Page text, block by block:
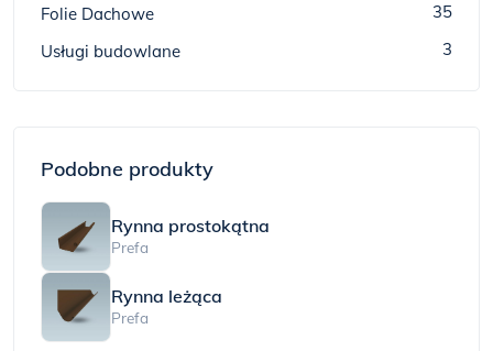
Folie Dachowe
35
Usługi budowlane
3
Podobne produkty
Rynna prostokątna
Prefa
Rynna leżąca
Prefa